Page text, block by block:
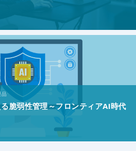
脆弱性管理～フロンティアAI時代